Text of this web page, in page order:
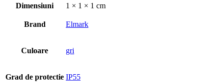
Dimensiuni
1 × 1 × 1 cm
Brand Elmark
Culoare gri
Grad de protectie IP55